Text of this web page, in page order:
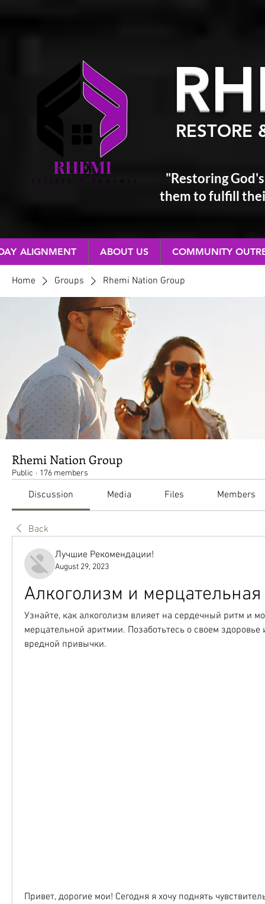
RESTORE
"Restoring
themto fulfill
RESTORE & EMPOWER
ALIGNMENT ABOUT US COMMUNITY
Home Groups Rhemi Nation Group
Rhemi Nation Group
Public · 176 members
Discussion Media Files Members
Back
Лучшие Рекомендации!
August 29, 2023
Алкоголизм и
Узнайте, как алкоголизм влияет на сердечный ритм и
мерцательной аритмии. Позаботьтесь о своем здоровье
вредной привычки.
Привет, дорогие мои! Сегодня я хочу поднять